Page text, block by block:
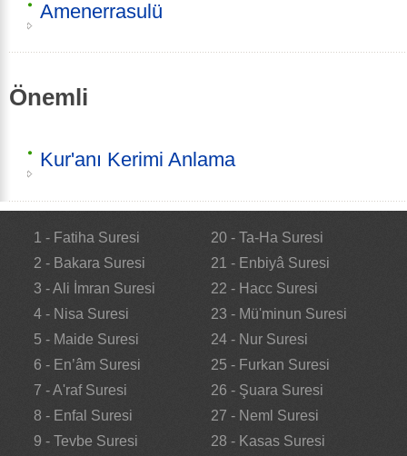
Amenerrasulü
Önemli
Kur'anı Kerimi Anlama
1 - Fatiha Suresi
2 - Bakara Suresi
3 - Ali İmran Suresi
4 - Nisa Suresi
5 - Maide Suresi
6 - En’âm Suresi
7 - A'raf Suresi
8 - Enfal Suresi
9 - Tevbe Suresi
20 - Ta-Ha Suresi
21 - Enbiyâ Suresi
22 - Hacc Suresi
23 - Mü'minun Suresi
24 - Nur Suresi
25 - Furkan Suresi
26 - Şuara Suresi
27 - Neml Suresi
28 - Kasas Suresi